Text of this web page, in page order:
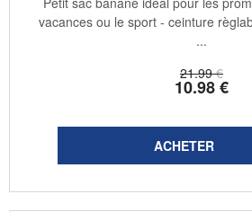
21.99 €
10.98€
vacances ou le sport - ceinture
...